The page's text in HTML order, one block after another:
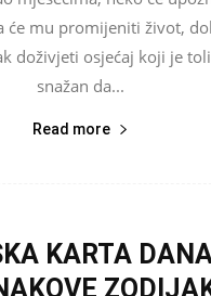
će mu promijeniti život,
doživjeti osjećaj koji je
snažan da...
Read more
KARTA